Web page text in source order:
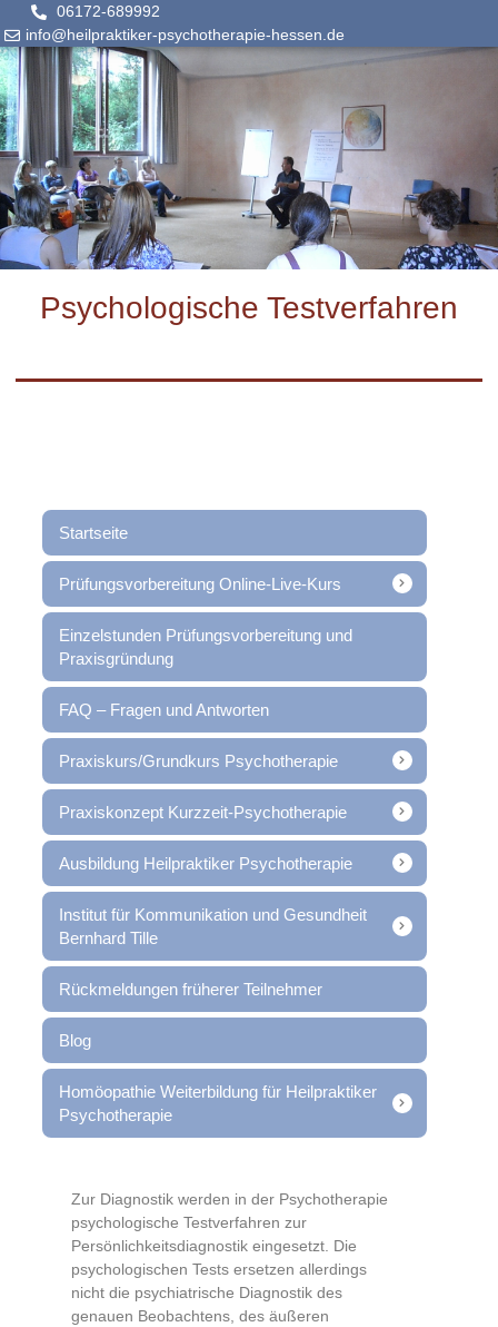
06172-689992
info@heilpraktiker-psychotherapie-hessen.de
Psychologische Testverfahren
Startseite
Prüfungsvorbereitung Online-Live-Kurs
Einzelstunden Prüfungsvorbereitung und
Praxisgründung
FAQ – Fragen und Antworten
Praxiskurs/Grundkurs Psychotherapie
Praxiskonzept Kurzzeit-Psychotherapie
Ausbildung Heilpraktiker Psychotherapie
Institut für Kommunikation und Gesundheit
Bernhard Tille
Rückmeldungen früherer Teilnehmer
Blog
Homöopathie Weiterbildung für Heilpraktiker
Psychotherapie
Zur Diagnostik werden in der Psychotherapie
psychologische Testverfahren zur
Persönlichkeitsdiagnostik eingesetzt. Die
psychologischen Tests ersetzen allerdings
nicht die psychiatrische Diagnostik des
genauen Beobachtens, des äußeren